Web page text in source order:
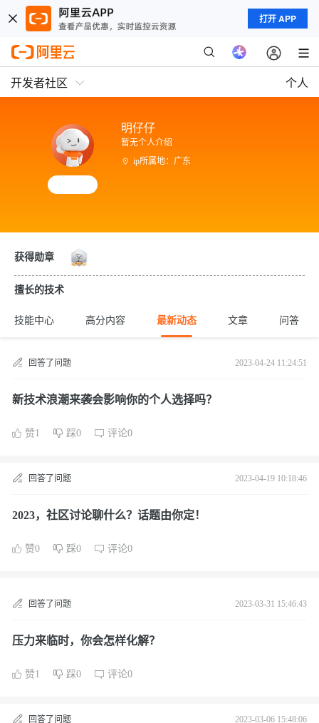
打开 APP
开发者社区 个人
明仔仔
暂无个人介绍
ip所属地：广东
获得勋章
擅长的技术
技能中心 高分内容 最新动态 文章 问答
回答了问题 2023-04-24 11:24:51
新技术浪潮来袭会影响你的个人选择吗？
赞1 踩0 评论0
回答了问题 2023-04-19 10:18:46
2023，社区讨论聊什么？话题由你定！
赞0 踩0 评论0
回答了问题 2023-03-31 15:46:43
压力来临时，你会怎样化解？
赞1 踩0 评论0
回答了问题 2023-03-06 15:48:06